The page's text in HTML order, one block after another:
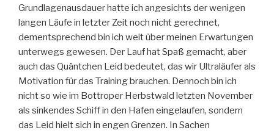
Grundlagenausdauer hatte ich angesichts der wenigen
langen Läufe in letzter Zeit noch nicht gerechnet,
dementsprechend bin ich weit über meinen Erwartungen
unterwegs gewesen. Der Lauf hat Spaß gemacht, aber
auch das Quäntchen Leid bedeutet, das wir Ultraläufer als
Motivation für das Training brauchen. Dennoch bin ich
nicht so wie im Bottroper Herbstwald letzten November
als sinkendes Schiff in den Hafen eingelaufen, sondern
das Leid hielt sich in engen Grenzen. In Sachen